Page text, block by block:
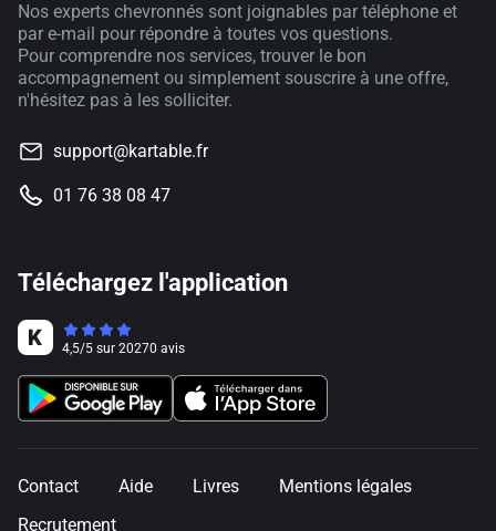
Nos experts chevronnés sont joignables par téléphone et
par e-mail pour répondre à toutes vos questions.
Pour comprendre nos services, trouver le bon
accompagnement ou simplement souscrire à une offre,
n'hésitez pas à les solliciter.
support@kartable.fr
01 76 38 08 47
Téléchargez l'application
4,5/5 sur 20270 avis
Contact Aide Livres
Mentions légales
Recrutement